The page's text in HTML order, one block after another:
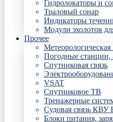
Гидролокаторы и
Траловый сонар
Индикаторы
Модули эхолотов
Прочее
Погодные станции,
Спутниковая связь
VSAT
Спутниковое ТВ
Тренажерные
Судовая связь КВУ
Блоки питания,